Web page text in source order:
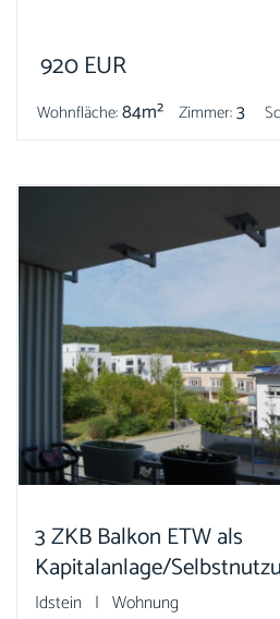
920EUR
Wohnfläche:84m² Zimmer:3
3 ZKB Balkon ETW als
Kapitalanlage/
Idstein | Wohnung